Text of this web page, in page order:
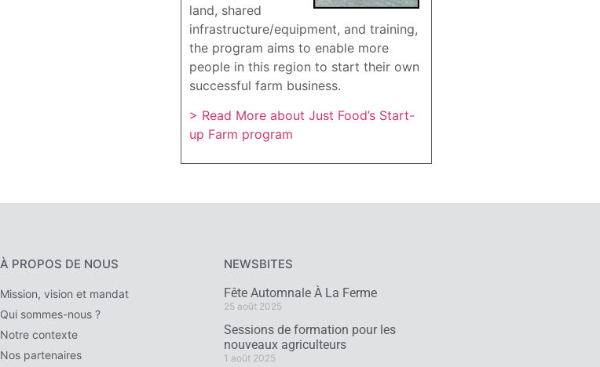
land, shared
infrastructure/equipment, and training,
the program aims to enable more
people in this region to start their own
successful farm business.
> Read More about Just Food’s Start-
up Farm program
À PROPOS DE NOUS
Mission, vision et mandat
Qui sommes-nous ?
Notre contexte
Nos partenaires
NEWSBITES
Fête Automnale À La Ferme
25 août 2025
Sessions de formation pour les
nouveaux agriculteurs
1 août 2025